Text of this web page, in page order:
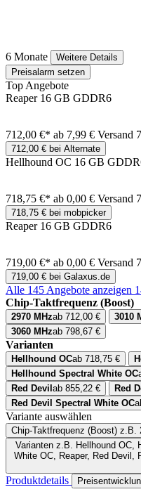
6 Monate
Weitere Details
Preisalarm setzen
Top Angebote
Reaper 16 GB GDDR6
712,00 €* ab 7,99 € Versand
712,00 € bei Alternate
Hellhound OC 16 GB
718,75 €* ab 0,00 € Versand
718,75 € bei mobpicker
Reaper 16 GB GDDR6
719,00 €* ab 0,00 € Versand
719,00 € bei Galaxus.de
Alle 145 Angebote anzeigen
Chip-Taktfrequenz (Boost)
2970 MHzab 712,00 € 3010
3060 MHzab 798,67 €
Varianten
Hellhound OCab 718,75 €
Hellhound Spectral White OC
Red Devil ab 855,22 € Red
Red Devil Spectral White OC
Variante auswählen
Chip-Taktfrequenz (Boost) z.B.
Variantenz.B. Hellhound OC, Hellhound Reva OC, Hellhound Spectral
White OC, Reaper, Red Devil,
Produktdetails